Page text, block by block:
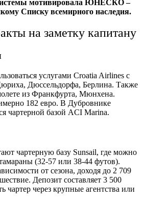
мотивировала ЮНЕСКО –
Списку всемирного наследия.
на заметку капитану
услугами Croatia Airlines с
Дюссельдорфа, Берлина. Также
из Франкфурта, Мюнхена.
182 евро. В Дубровнике
чартерной базой ACI Marina.
чартерную базу Sunsail, где можно
(32-57 или 38-44 футов).
от сезона, доходя до 2 709
Депозит составляет 3 500
через крупные агентства или